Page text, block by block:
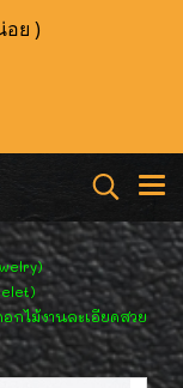
ย )
กไม้งานละเอียดสวย